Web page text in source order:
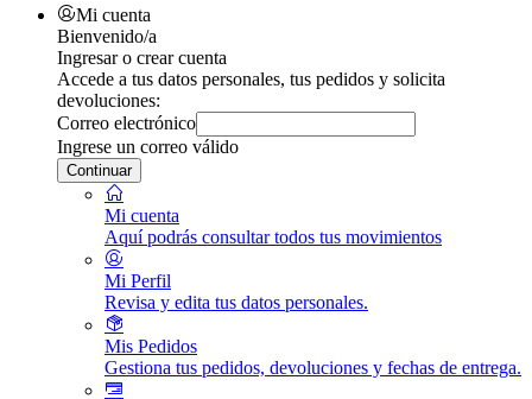
Mi cuenta
Bienvenido/a
Ingresar o crear cuenta
Accede a tus datos personales, tus pedidos y solicita
devoluciones:
Correo electrónico
Ingrese un correo válido
Continuar
Mi cuenta
Aquí podrás consultar todos tus movimientos
Mi Perfil
Revisa y edita tus datos personales.
Mis Pedidos
Gestiona tus pedidos, devoluciones y fechas de entrega.